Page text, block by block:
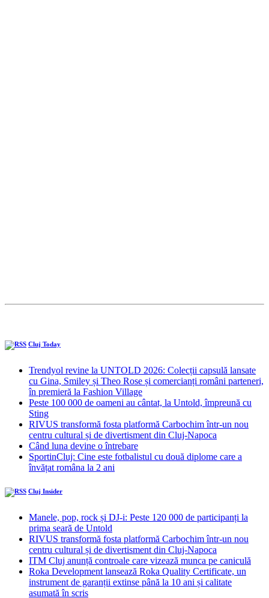
Cluj Today
Trendyol revine la UNTOLD 2026: Colecții capsulă lansate
cu Gina, Smiley și Theo Rose și comercianți români parteneri,
în premieră la Fashion Village
Peste 100 000 de oameni au cântat, la Untold, împreună cu
Sting
RIVUS transformă fosta platformă Carbochim într-un nou
centru cultural și de divertisment din Cluj-Napoca
Când luna devine o întrebare
SportinCluj: Cine este fotbalistul cu două diplome care a
învățat româna la 2 ani
Cluj Insider
Manele, pop, rock și DJ-i: Peste 120 000 de participanți la
prima seară de Untold
RIVUS transformă fosta platformă Carbochim într-un nou
centru cultural și de divertisment din Cluj-Napoca
ITM Cluj anunță controale care vizează munca pe caniculă
Roka Development lansează Roka Quality Certificate, un
instrument de garanții extinse până la 10 ani și calitate
asumată în scris